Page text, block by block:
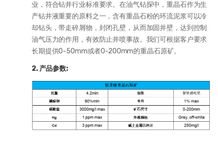
业，符合钻井行业标准要求。在油气钻探中，重晶石作为生
产钻井液重要的原料之一，含有重晶石粉的环流泥浆可以冷
却钻头，带走碎屑物，封闭孔壁，从而加固井壁，达到控制
油气压力的作用，有效防止井喷事故。我们可根据客户要求
长期提供0-50mm或者0-200mm的重晶石原矿。
2. 产品参数: